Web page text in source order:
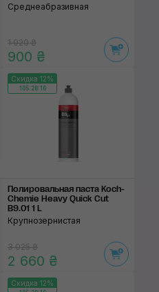
Среднеабразивная
1 020 ₴
900 ₴
Скидка 12%
105:28:16
Полировальная паста Koch-
Chemie Heavy Quick Cut
B9.01 1 L
Крупнозернистая
3 025 ₴
2 660 ₴
Скидка 12%